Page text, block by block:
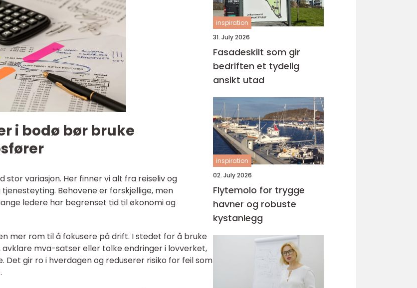
i bodø bør bruke
variasjon. Her finner vi alt fra reiseliv og
Behovene er forskjellige, men
ledere har begrenset tid til økonomi og
mer rom til å fokusere på drift. I stedet for å bruke
mva-satser eller tolke endringer i lovverket,
gir ro i hverdagen og reduserer risiko for feil som
inspiration
31. July 2026
Fasadeskilt som gir
bedriften et tydelig
ansikt utad
inspiration
02. July 2026
Flytemolo for trygge
havner og robuste
kystanlegg